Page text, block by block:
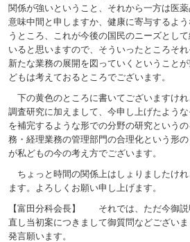
関係が強いということ、それから一方は医
意味中間と申しますか、健康に寄与するよ
うところ、これが今後の国民のニーズとし
いると思いますので、そういったところそ
新たな業務の展開を図っていくということ
どもは考えておるところでございます。
下の黄色のところに書いてございますけ
調査研究に加えまして、今申し上げたよう
を補完するような形での分野の研究という
務・経理業務の管理部門の合理化という形
が私どもの今の考え方でございます。
ちょっと時間の関係上はしょりましたけ
ます。よろしくお願い申し上げます。
【富田分科会長】 それでは、ただ今御説
直し当初案につきまして御質問などござい
発言願います。